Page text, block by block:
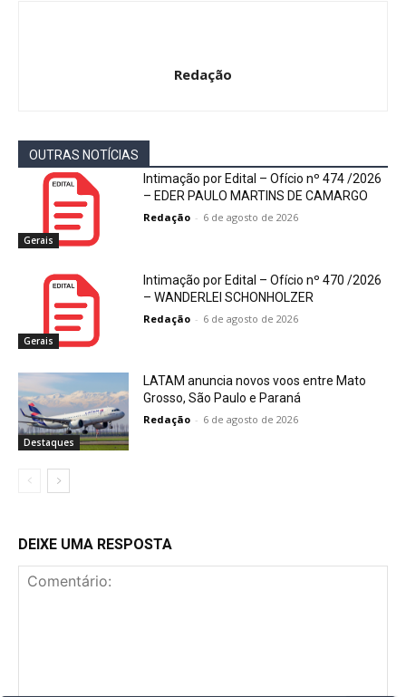
Redação
OUTRAS NOTÍCIAS
Gerais
Intimação por Edital – Ofício nº 474 /2026
– EDER PAULO MARTINS DE CAMARGO
Redação - 6 de agosto de 2026
Gerais
Intimação por Edital – Ofício nº 470 /2026
– WANDERLEI SCHONHOLZER
Redação - 6 de agosto de 2026
Destaques
LATAM anuncia novos voos entre Mato
Grosso, São Paulo e Paraná
Redação - 6 de agosto de 2026
DEIXE UMA RESPOSTA